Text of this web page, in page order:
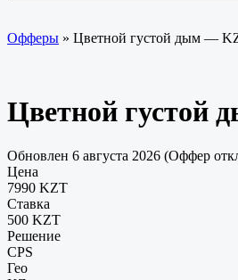
Офферы » Цветной густой дым —
Цветной
Обновлен 6 августа 2026 (Оффер
Цена
7990 KZT
Ставка
500 KZT
Решение
CPS
Гео